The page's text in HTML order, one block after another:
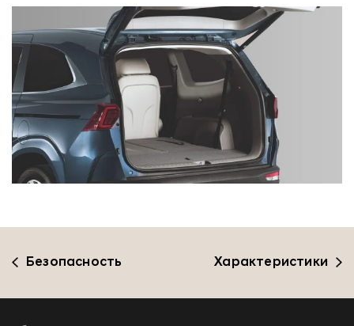
Безопасность Характеристики